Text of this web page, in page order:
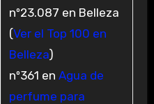
nº23.087 en Belleza
(Ver el Top 100 en
Belleza)
nº361 en Agua de
perfume para